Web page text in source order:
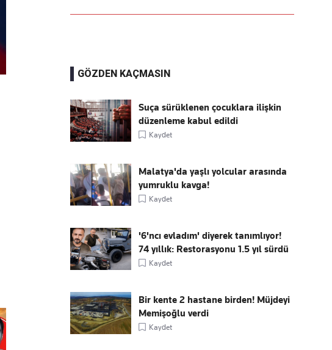
GÖZDEN KAÇMASIN
Suça sürüklenen çocuklara ilişkin
düzenleme kabul edildi
Kaydet
Malatya'da yaşlı yolcular arasında
yumruklu kavga!
Kaydet
'6'ncı evladım' diyerek tanımlıyor!
74 yıllık: Restorasyonu 1.5 yıl sürdü
Kaydet
Bir kente 2 hastane birden! Müjdeyi
Memişoğlu verdi
Kaydet